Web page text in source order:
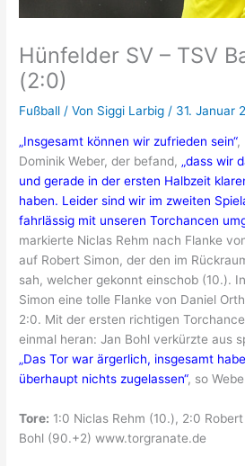
Hünfelder SV – TSV
(2:0)
Fußball / Von Siggi Larbig / 31. Januar
„Insgesamt können wir zufrieden sein“,
Dominik Weber, der befand, „dass wir
und gerade in der ersten Halbzeit
haben. Leider sind wir im zweiten
fahrlässig mit unseren Torchancen
markierte Niclas Rehm nach Flanke
auf Robert Simon, der den im
sah, welcher gekonnt einschob (10.).
Simon eine tolle Flanke von Daniel
2:0. Mit der ersten richtigen
einmal heran: Jan Bohl verkürzte aus
„Das Tor war ärgerlich, insgesamt
überhaupt nichts zugelassen“, so
Tore: 1:0 Niclas Rehm (10.), 2:0
Bohl (90.+2) www.torgranate.de